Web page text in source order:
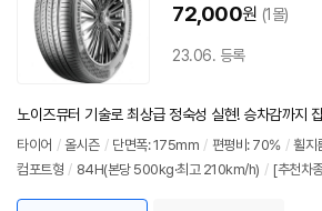
72,000원 (1몰)
23.06. 등록
노이즈뮤터 기술로 최상급 정숙성 실현! 승차감까지
타이어 / 올시즌 / 단면폭: 175mm / 편평비: 70% / 휠지
컴포트형 / 84H(본당 500kg·최고 210km/h) / [추천차